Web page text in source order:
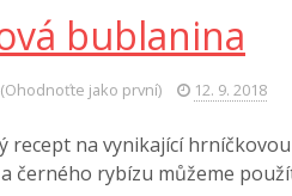
bublanina
(Ohodnoťte jako první) 12. 9. 2018
recept na vynikající
černého rybízu můžeme